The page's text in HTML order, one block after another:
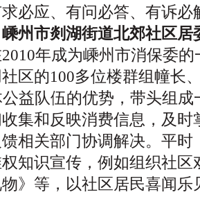
必应、有问必答、有诉必
市剡湖街道北郊社区居
年成为嵊州市消保委的
区的100多位楼群组幢长
益队伍的优势，带头组
集和反映消费信息，及时
相关部门协调解决。平时
知识宣传，例如组织社区
》等，以社区居民喜闻乐